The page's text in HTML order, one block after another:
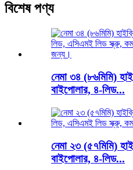
বিশেষ পণ্য
নেমা ৩৪ (৮৬মিমি)
বাইপোলার, ৪-লিড...
নেমা ২৩ (৫৭মিমি)
বাইপোলার, ৪-লিড...